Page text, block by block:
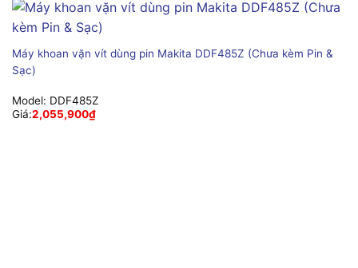
Máy khoan vặn vít dùng pin Makita DDF485Z (Chưa kèm Pin &
Sạc)
Model: DDF485Z
Giá:2,055,900₫